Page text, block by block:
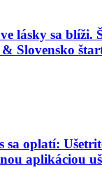
lásky sa blíži.
Slovensko
oplatí:
aplikáciou